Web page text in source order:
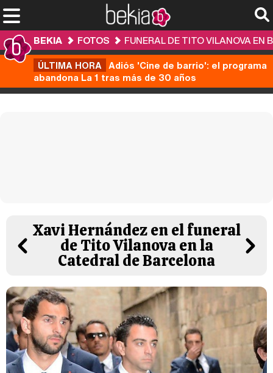
BEKIA FOTOS
FUNERAL DE TITO VILANOVA EN
ÚLTIMA HORA Adiós 'Cine de barrio': el programa
abandona La 1 tras más de 30 años
Xavi Hernández en el funeral
de Tito Vilanova en la
Catedral de Barcelona